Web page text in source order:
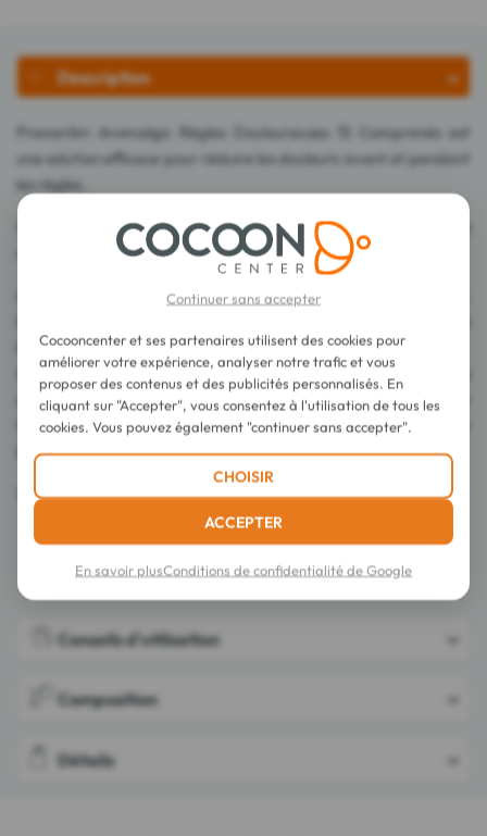
Description
Pranarôm Aromalgic Règles Douloureuses 15 Comprimés est
une solution efficace pour réduire les douleurs avant et pendant
les règles.
Sa formule offre une synergie d'actifs naturels pour améliorer le
confort menstruel.
Les principaux actifs incluent la Lavande vraie, le Gingembre,
Millefeuille, le Magnésium bisglycinate et la Vitamine B6.
Ces composants agissent en synergie pour apaiser les tensions
corporelles, atténuer les sensations de douleur et favoriser
l'équilibre du système nerveux, contribuant ainsi à un meilleur
bien-être.
Vegan.
Conseils d'utilisation
Composition
Détails
Continuer sans accepter
Cocooncenter et ses partenaires utilisent des cookies pour
améliorer votre expérience, analyser notre trafic et vous
proposer des contenus et des publicités personnalisés. En
cliquant sur "Accepter", vous consentez à l'utilisation de tous les
cookies. Vous pouvez également "continuer sans accepter".
CHOISIR
ACCEPTER
En savoir plusConditions de confidentialité de Google